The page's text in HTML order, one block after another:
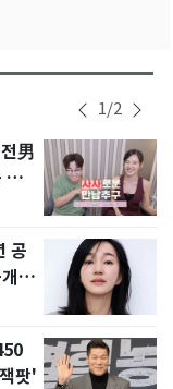
1/2
男
화
공
팟'